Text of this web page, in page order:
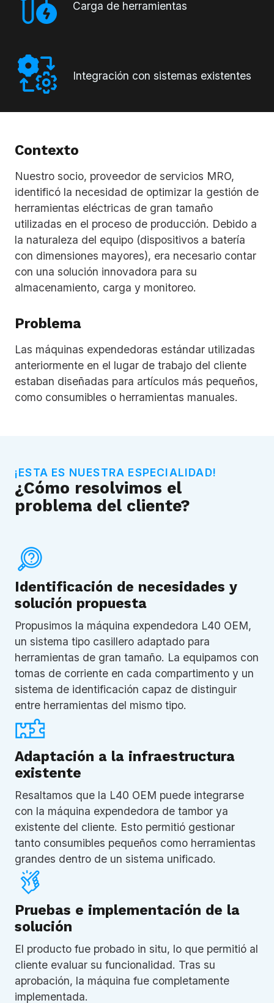
Carga de herramientas
Integración con sistemas existentes
Contexto
Nuestro socio, proveedor de servicios MRO,
identificó la necesidad de optimizar la gestión de
herramientas eléctricas de gran tamaño
utilizadas en el proceso de producción. Debido a
la naturaleza del equipo (dispositivos a batería
con dimensiones mayores), era necesario contar
con una solución innovadora para su
almacenamiento, carga y monitoreo.
Problema
Las máquinas expendedoras estándar utilizadas
anteriormente en el lugar de trabajo del cliente
estaban diseñadas para artículos más pequeños,
como consumibles o herramientas manuales.
¡ESTA ES NUESTRA ESPECIALIDAD!
¿Cómo resolvimos el
problema del cliente?
Identificación de necesidades y
solución propuesta
Propusimos la máquina expendedora L40 OEM,
un sistema tipo casillero adaptado para
herramientas de gran tamaño. La equipamos con
tomas de corriente en cada compartimento y un
sistema de identificación capaz de distinguir
entre herramientas del mismo tipo.
Adaptación a la infraestructura
existente
Resaltamos que la L40 OEM puede integrarse
con la máquina expendedora de tambor ya
existente del cliente. Esto permitió gestionar
tanto consumibles pequeños como herramientas
grandes dentro de un sistema unificado.
Pruebas e implementación de la
solución
El producto fue probado in situ, lo que permitió al
cliente evaluar su funcionalidad. Tras su
aprobación, la máquina fue completamente
implementada.